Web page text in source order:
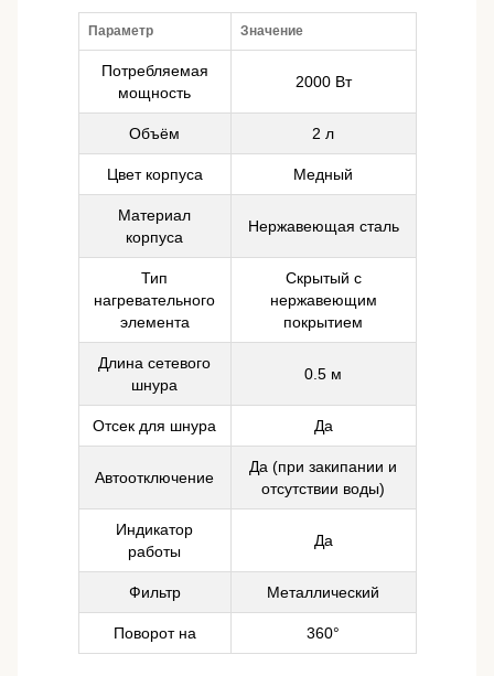
Параметр Значение
Потребляемая
мощность
2000 Вт
Объём 2 л
Цвет корпуса Медный
Материал
корпуса
Нержавеющая сталь
Тип
нагревательного
элемента
Скрытый с
нержавеющим
покрытием
Длина сетевого
шнура
0.5 м
Отсек для шнура Да
Автоотключение
Да (при закипании и
отсутствии воды)
Индикатор
работы
Да
Фильтр Металлический
Поворот на 360°